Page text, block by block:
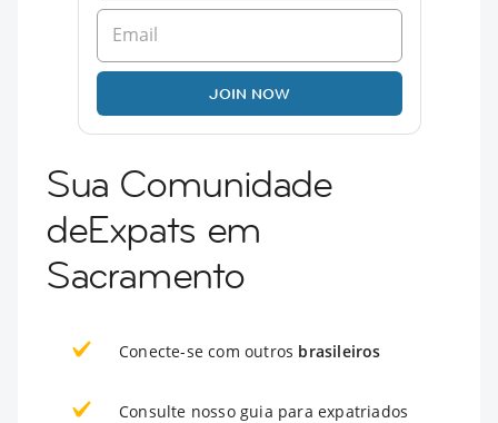
JOIN NOW
Sua Comunidade
deExpats em
Sacramento
Conecte-se com outros brasileiros
Consulte nosso guia para expatriados